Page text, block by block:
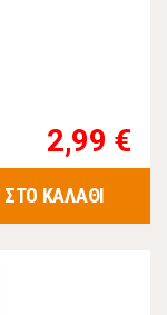
2,99 €
ΣΤΟ ΚΑΛΑΘΙ